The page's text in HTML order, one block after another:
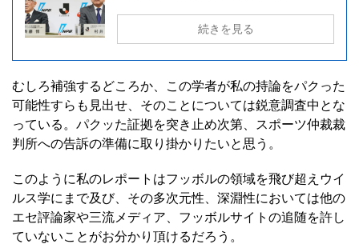
続きを見る
むしろ補強するどころか、この学者が私の持論をパクった
可能性すらも見出せ、そのことについては鋭意調査中とな
っている。パクッた証拠を突き止め次第、スポーツ仲裁裁
判所への告訴の準備に取り掛かりたいと思う。
このように私のレポートはフッボルの領域を飛び超えウイ
ルス学にまで及び、その多次元性、深淵性においては他の
エセ評論家や三流メディア、フッボルサイトの追随を許し
ていないことがお分かり頂けるだろう。